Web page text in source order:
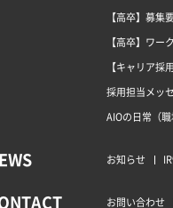
【高卒】募集
【高卒】ワー
【キャリア採
採用担当メッ
AIOの日常（職
お知らせ
お問い合わせ